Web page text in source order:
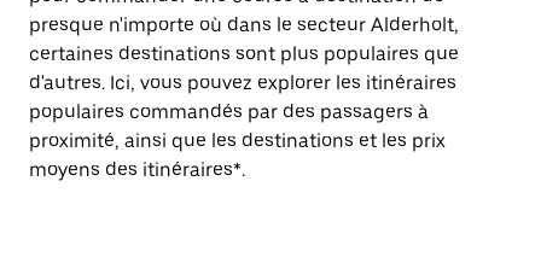
presque n'importe où dans le secteur Alderholt,
certaines destinations sont plus populaires que
d'autres. Ici, vous pouvez explorer les itinéraires
populaires commandés par des passagers à
proximité, ainsi que les destinations et les prix
moyens des itinéraires*.